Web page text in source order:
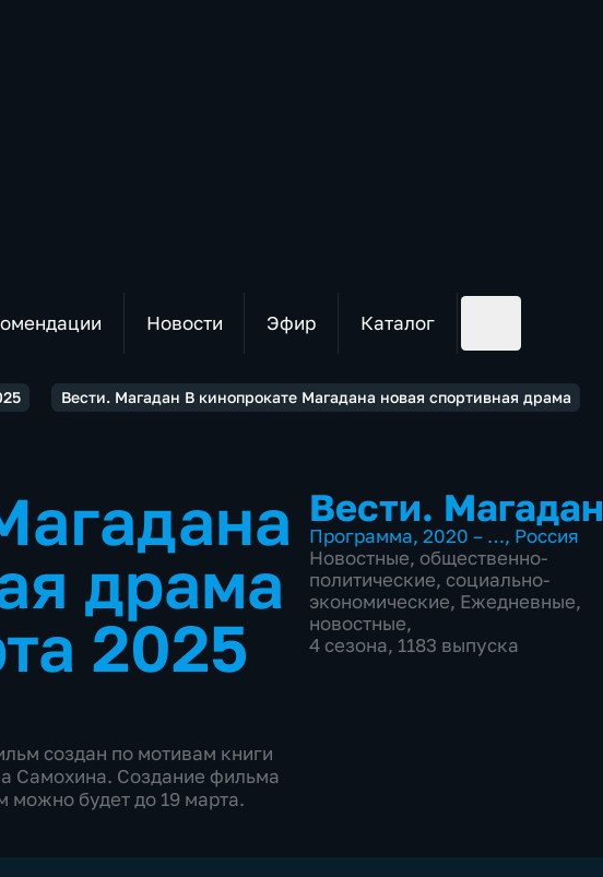
Новости Эфир Каталог
Вести. Магадан В кинопрокате Магадана новая спортивная драма
драма
2025
создан по мотивам книги
Самохина. Создание фильма
можно будет до 19 марта.
Вести. Магадан
Программа, 2020 – …, Россия
Новостные, общественно-
политические, социально-
экономические, Ежедневные,
новостные,
4 сезона, 1183 выпуска